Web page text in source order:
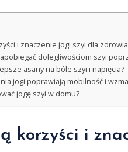
i znaczenie jogi szyi dla
dolegliwościom szyi
asany na bóle szyi i napięcia?
jogi poprawiają mobilność i
jogę szyi w domu?
korzyści i